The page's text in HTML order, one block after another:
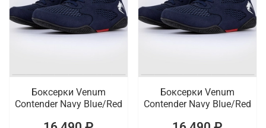
Боксерки Venum
Contender Navy Blue/Red
Боксерки Venum
Contender Navy Blue/Red